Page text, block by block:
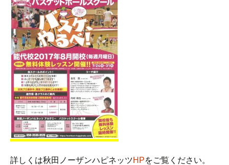
詳しくは秋田ノーザンハピネッツHPをご覧ください。